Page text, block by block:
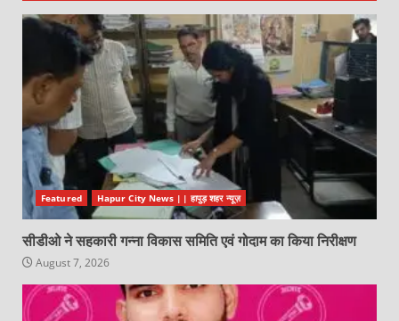
Featured Hapur City News || हापुड़ शहर न्यूज़
सीडीओ ने सहकारी गन्ना विकास समिति एवं गोदाम का किया निरीक्षण
August 7, 2026